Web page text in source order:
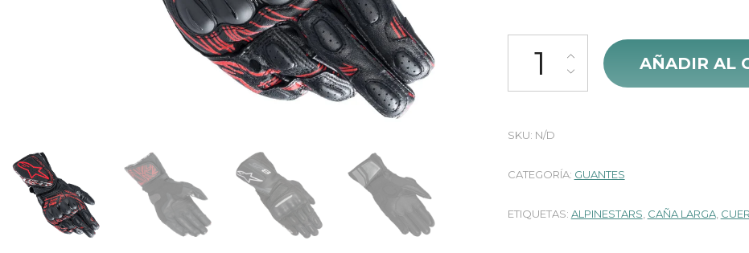
Guantes Alpinestars Sp-8 Caña
AÑADIR AL
SKU: N/D
CATEGORÍA: GUANTES
ETIQUETAS: ALPINESTARS CAÑA LARGA,